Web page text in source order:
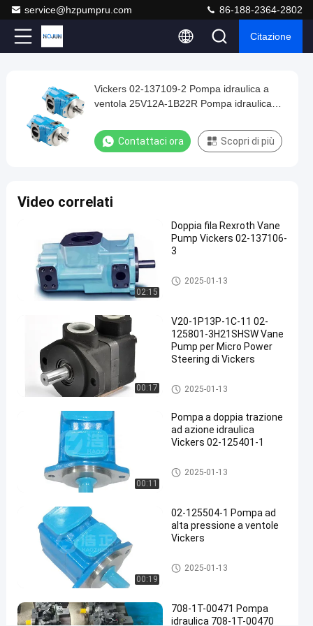
service@hzpumpru.com 86-188-2364-2802
Citazione
Play
Video
Vickers
02-
137109-
a
25V12A-
1B22R
Pompa
elettrica
Pompa
idraulica a
palette
2025-
01-13
2068
Contattaci
Condividi
Vane
#
Pompa
doppia
valvola
Vickers 02-137109-2 Pompa idraulica a
ventola 25V12A-1B22R Pompa idraulica
Contattaci ora Scopri di più
Video correlati
02:15
Doppia fila Rexroth Vane
Pump Vickers 02-137106-
3
Pompa idraulica a palette
2025-01-13
00:17
V20-1P13P-1C-11 02-
125801-3H21SHSW Vane
Pump per Micro Power
Steering di Vickers
Pompa idraulica a palette
2025-01-13
00:11
Pompa a doppia trazione
ad azione idraulica
Vickers 02-125401-1
Pompa idraulica a palette
2025-01-13
00:19
02-125504-1 Pompa ad
alta pressione a ventole
Vickers
Pompa idraulica a palette
2025-01-13
708-1T-00471 Pompa
idraulica 708-1T-00470